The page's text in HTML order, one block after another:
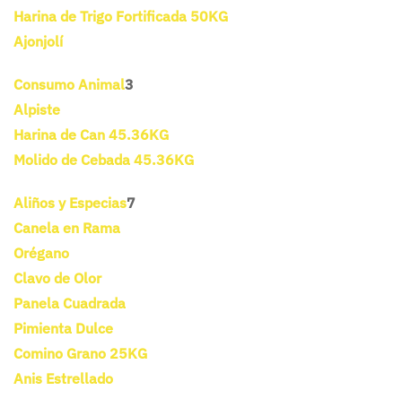
Harina de Trigo Fortificada 50KG
Ajonjolí
Consumo Animal3
Alpiste
Harina de Can 45.36KG
Molido de Cebada 45.36KG
Aliños y Especias7
Canela en Rama
Orégano
Clavo de Olor
Panela Cuadrada
Pimienta Dulce
Comino Grano 25KG
Anis Estrellado